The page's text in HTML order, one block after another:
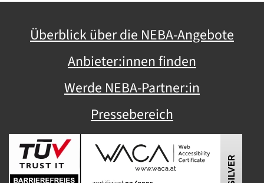
Überblick über die NEBA-Angebote
Anbieter:innen finden
Werde NEBA-Partner:in
Pressebereich